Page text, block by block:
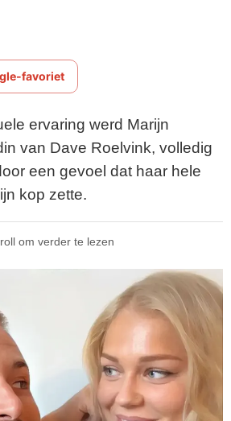
favoriet
ervaring werd Marijn
van Dave Roelvink, volledig
een gevoel dat haar hele
kop zette.
om verder te lezen